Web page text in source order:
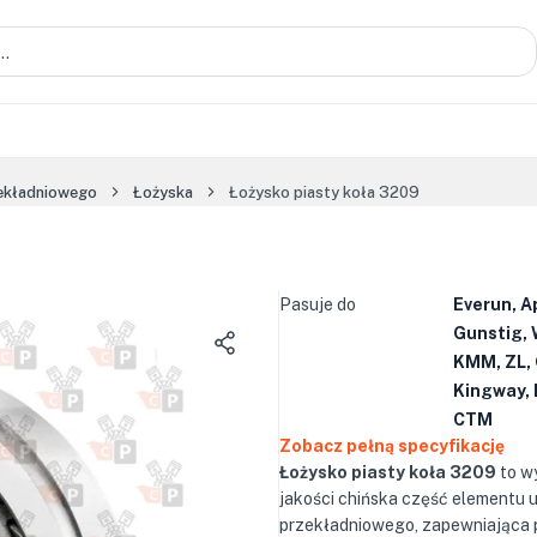
Łożyska Łożysko piasty koła 3209
Pasuje do
Everun,
Gunstig,
KMM,
Kingway,
CTM
Zobacz pełną specyfikację
Łożysko piasty koła 3209 to
jakości chińska część elementu
przekładniowego, zapewniająca